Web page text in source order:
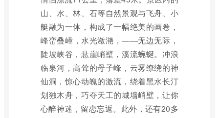
山、水、林、石等自然景观与飞舟、小
艇融为一体，构成了一幅绝美的画卷，
峰峦叠嶂，水光潋滟，——无边无际，
陡坡峡谷，悬崖峭壁，溪流蜿蜒。冲浪
临泉河，高耸的母子峰，云雾缭绕的神
仙洞，惊心动魄的激流，绕着黑水长汀
划独木舟，巧夺天工的城墙峭壁，让你
心醉神迷，留恋忘返。此外，还有20多